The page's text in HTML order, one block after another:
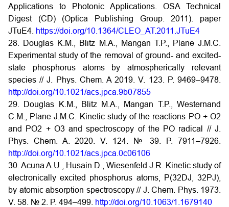
Applications to Photonic Applications. OSA Technical
Digest (CD) (Optica Publishing Group. 2011). paper
JTuE4. https://doi.org/10.1364/CLEO_AT.2011.JTuE4
28. Douglas K.M., Blitz M.A., Mangan T.P., Plane J.M.C.
Experimental study of the removal of ground- and excited-
state phosphorus atoms by atmospherically relevant
species // J. Phys. Chem. A 2019. V. 123. P. 9469–9478.
http://doi.org/10.1021/acs.jpca.9b07855
29. Douglas K.M., Blitz M.A., Mangan T.P., Westernand
C.M., Plane J.M.C. Kinetic study of the reactions PO + O2
and PO2 + O3 and spectroscopy of the PO radical // J.
Phys. Chem. A. 2020. V. 124. № 39. P. 7911–7926.
http://doi.org/10.1021/acs.jpca.0c06106
30. Acuna A.U., Husain D., Wiesenfeld J.R. Kinetic study of
electronically excited phosphorus atoms, P(32DJ, 32PJ),
by atomic absorption spectroscopy // J. Chem. Phys. 1973.
V. 58. № 2. P. 494–499. http://doi.org/10.1063/1.1679140